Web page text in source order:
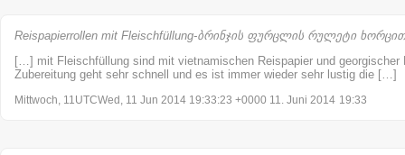
Reispapierrollen mit Fleischfüllung-ბრინჯის ფურცლის რულეტი
[…] mit Fleischfüllung sind mit vietnamischen Reispapier und georgischer
Zubereitung geht sehr schnell und es ist immer wieder sehr lustig die […]
Mittwoch, 11UTCWed, 11 Jun 2014 19:33:23 +0000 11. Juni 2014 19:33